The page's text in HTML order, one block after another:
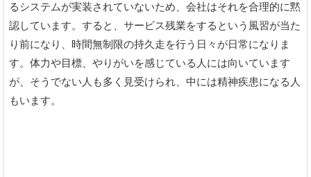
るシステムが実装されていないため、会社はそれを合理的に黙
認しています。すると、サービス残業をするという風習が当た
り前になり、時間無制限の持久走を行う日々が日常になりま
す。体力や目標、やりがいを感じている人には向いています
が、そうでない人も多く見受けられ、中には精神疾患になる人
もいます。